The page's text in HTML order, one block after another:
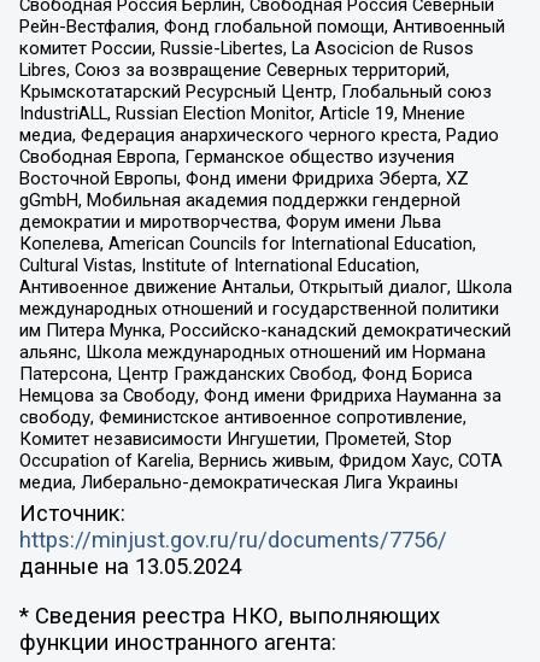
Свободная Россия Берлин, Свободная Россия Северный
Рейн-Вестфалия, Фонд глобальной помощи, Антивоенный
комитет России, Russie-Libertes, La Asocicion de Rusos
Libres, Союз за возвращение Северных территорий,
Крымскотатарский Ресурсный Центр, Глобальный союз
IndustriALL, Russian Election Monitor, Article 19, Мнение
медиа, Федерация анархического черного креста, Радио
Свободная Европа, Германское общество изучения
Восточной Европы, Фонд имени Фридриха Эберта, XZ
gGmbH, Мобильная академия поддержки гендерной
демократии и миротворчества, Форум имени Льва
Копелева, American Councils for International Education,
Cultural Vistas, Institute of International Education,
Антивоенное движение Антальи, Открытый диалог, Школа
международных отношений и государственной политики
им Питера Мунка, Российско-канадский демократический
альянс, Школа международных отношений им Нормана
Патерсона, Центр Гражданских Свобод, Фонд Бориса
Немцова за Свободу, Фонд имени Фридриха Науманна за
свободу, Феминистское антивоенное сопротивление,
Комитет независимости Ингушетии, Прометей, Stop
Occupation of Karelia, Вернись живым, Фридом Хаус, СОТА
медиа, Либерально-демократическая Лига Украины
Источник:
https://minjust.gov.ru/ru/documents/7756/
данные на 13.05.2024
* Сведения реестра НКО, выполняющих
функции иностранного агента: